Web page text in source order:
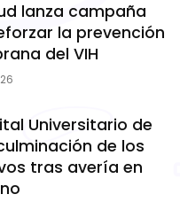
lanza campaña
la prevención
del VIH
Universitario de
de los
tras avería en